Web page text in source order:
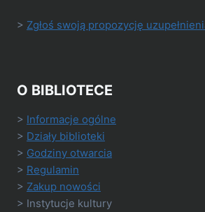
> Zgłoś swoją propozycję
O BIBLIOTECE
> Informacje ogólne
> Działy biblioteki
> Godziny otwarcia
> Regulamin
> Zakup nowości
> Instytucje kultury